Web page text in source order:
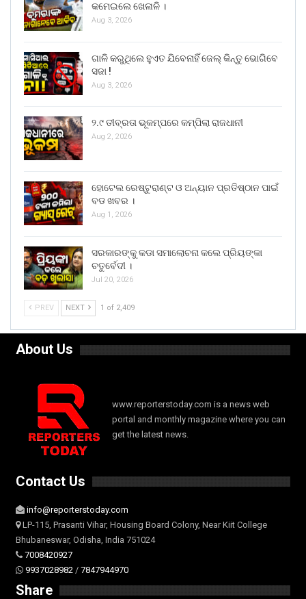
କମେଇଲେ ଖେଳାଳି ।
Aug 3, 2026
ଗାଳି କରୁଥିଲେ ହୁଏତ ଯିବେନାହିଁ ଜେଲ୍ କିନ୍ତୁ ଭୋଗିବେ
ସଜା !
Aug 3, 2026
୨.୯ ତୀବ୍ରତା ଭୂକମ୍ପରେ କମ୍ପିଲା ରାଜଧାନୀ
Aug 2, 2026
ହୋଟେଲ ରେଷ୍ଟୁରାଣ୍ଟ ଓ ଅନ୍ୟାନ ପ୍ରତିଷ୍ଠାନ ପାଇଁ
ବଡ ଖବର ।
Aug 1, 2026
ସରକାରଙ୍କୁ କଡା ସମାଲୋଚନା କଲେ ପ୍ରିୟଙ୍କା
ଚତୁର୍ବେଦୀ ।
Jul 20, 2026
PREV NEXT 1 of 2,409
About Us
www.reporterstoday.com is a news web
portal and monthly magazine where you can
get the latest news.
Contact Us
info@reporterstoday.com
LP-115, Prasanti Vihar, Housing Board Colony, Near Kiit College
Bhubaneswar, Odisha, India 751024
7008420927
9937028982 / 7847944970
Share